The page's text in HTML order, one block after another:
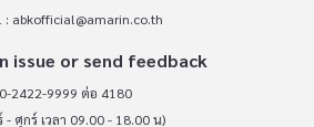
: abkofficial@amarin.co.th
issue or send feedback
0-2422-9999 ต่อ 4180
- ศุกร์ เวลา 09.00 - 18.00 น)